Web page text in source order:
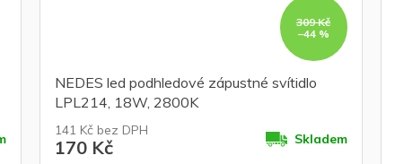
309 Kč
–44 %
NEDES led podhledové zápustné svítidlo
LPL214, 18W, 2800K
141 Kč bez DPH
170 Kč Skladem